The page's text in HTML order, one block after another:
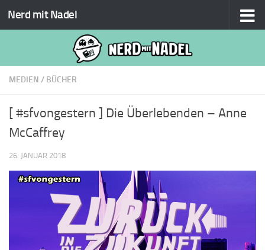
Zum Inhalt springen
Nerd mit Nadel
MEDIEN / BÜCHER
[ #sfvongestern ] Die Überlebenden – Anne
McCaffrey
26. JANUAR 2018